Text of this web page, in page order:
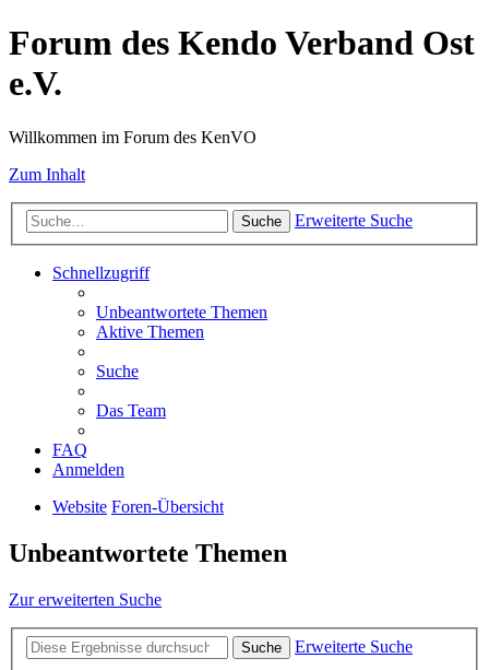
Forum des Kendo Verband Ost
e.V.
Willkommen im Forum des KenVO
Zum Inhalt
Suche Erweiterte Suche
Schnellzugriff
Unbeantwortete Themen
Aktive Themen
Suche
Das Team
FAQ
Anmelden
Website Foren-Übersicht
Unbeantwortete Themen
Zur erweiterten Suche
Suche
Erweiterte Suche